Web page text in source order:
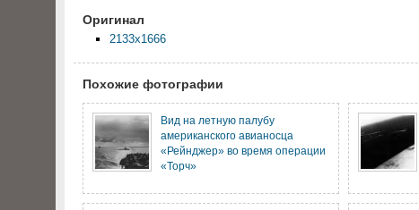
Оригинал
2133x1666
Похожие фотографии
Вид на летную палубу
американского авианосца
«Рейнджер» во время операции
«Торч»